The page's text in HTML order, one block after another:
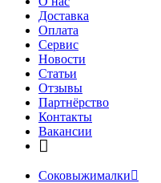
Доставка
Оплата
Сервис
Новости
Статьи
Отзывы
Партнёрство
Контакты
Вакансии
Соковыжималки